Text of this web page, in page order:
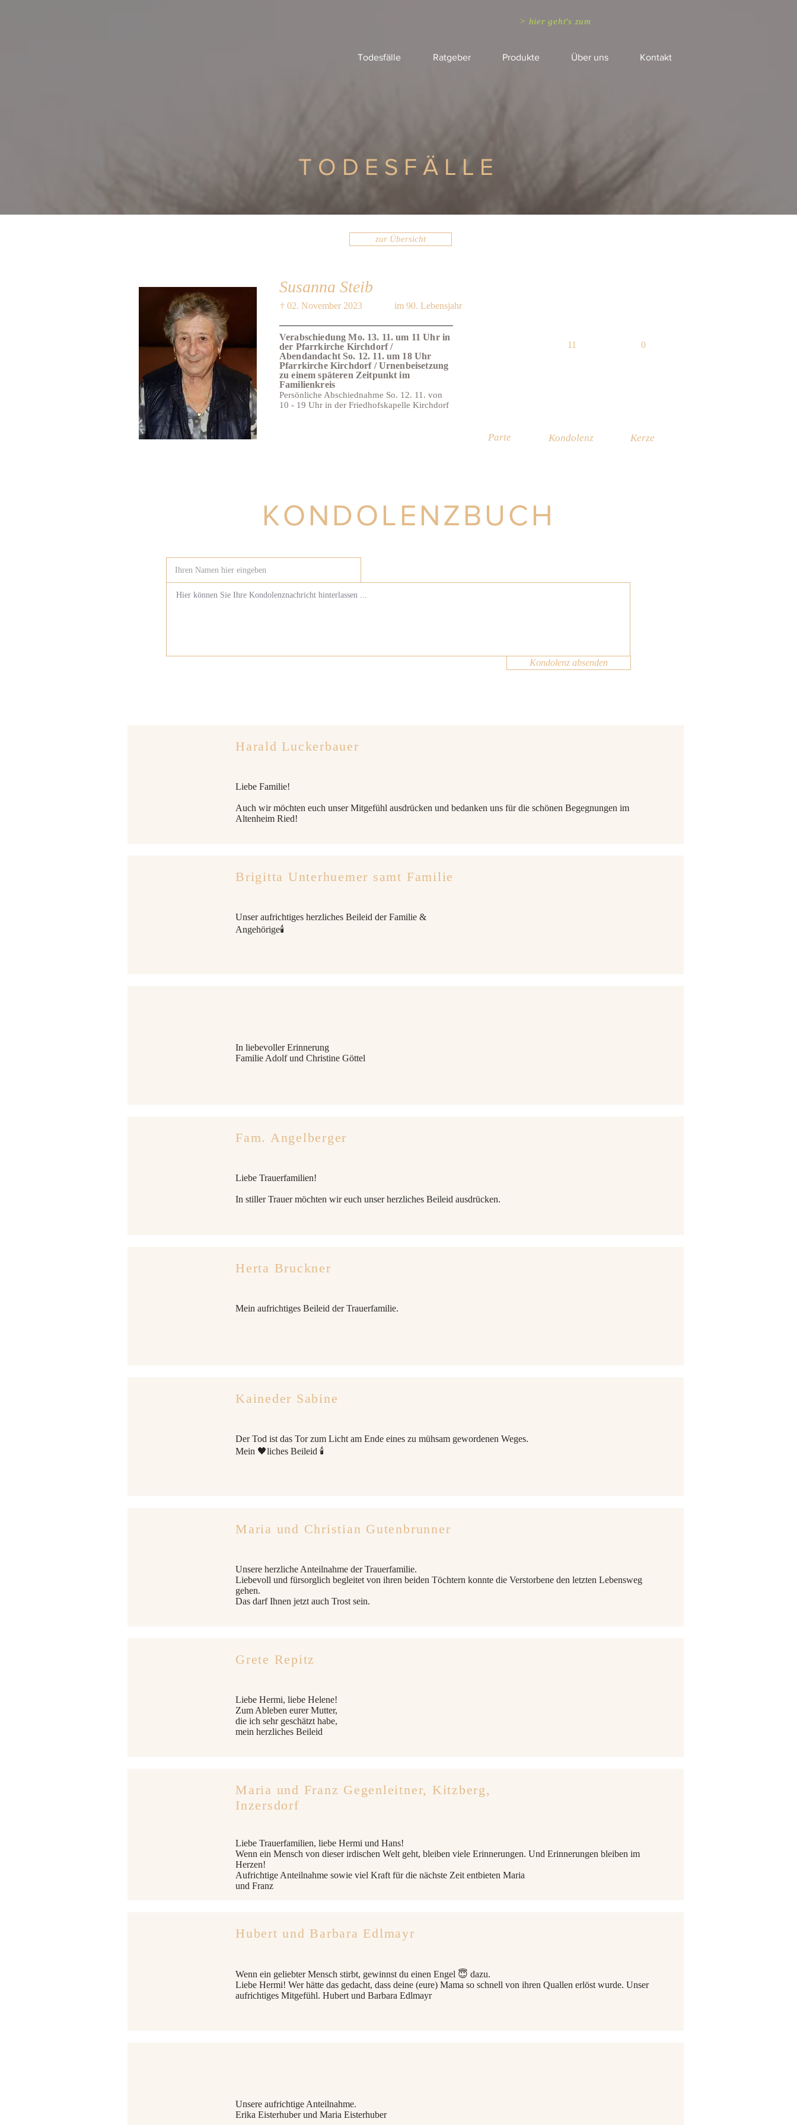
> hier geht's zum
Todesfälle Ratgeber Produkte Über uns Kontakt
TODESFÄLLE
zur Übersicht
KONDOLENZBUCH
Kondolenz absenden
Harald Luckerbauer
Liebe Familie!
Auch wir möchten euch unser Mitgefühl ausdrücken und bedanken uns für die schönen Begegnungen im
Altenheim Ried!
Brigitta Unterhuemer samt Familie
Unser aufrichtiges herzliches Beileid der Familie &
Angehörige🕯
In liebevoller Erinnerung
Familie Adolf und Christine Göttel
Fam. Angelberger
Liebe Trauerfamilien!
In stiller Trauer möchten wir euch unser herzliches Beileid ausdrücken.
Herta Bruckner
Mein aufrichtiges Beileid der Trauerfamilie.
Kaineder Sabine
Der Tod ist das Tor zum Licht am Ende eines zu mühsam gewordenen Weges.
Mein 🖤liches Beileid 🕯
Maria und Christian Gutenbrunner
Unsere herzliche Anteilnahme der Trauerfamilie.
Liebevoll und fürsorglich begleitet von ihren beiden Töchtern konnte die Verstorbene den letzten Lebensweg
gehen.
Das darf Ihnen jetzt auch Trost sein.
Grete Repitz
Liebe Hermi, liebe Helene!
Zum Ableben eurer Mutter,
die ich sehr geschätzt habe,
mein herzliches Beileid
Maria und Franz Gegenleitner, Kitzberg,
Inzersdorf
Liebe Trauerfamilien, liebe Hermi und Hans!
Wenn ein Mensch von dieser irdischen Welt geht, bleiben viele Erinnerungen. Und Erinnerungen bleiben im
Herzen!
Aufrichtige Anteilnahme sowie viel Kraft für die nächste Zeit entbieten Maria
und Franz
Hubert und Barbara Edlmayr
Wenn ein geliebter Mensch stirbt, gewinnst du einen Engel 😇 dazu.
Liebe Hermi! Wer hätte das gedacht, dass deine (eure) Mama so schnell von ihren Quallen erlöst wurde. Unser
aufrichtiges Mitgefühl. Hubert und Barbara Edlmayr
Unsere aufrichtige Anteilnahme.
Erika Eisterhuber und Maria Eisterhuber
im 90. Lebensjahr
† 02. November 2023
Susanna Steib
Verabschiedung Mo. 13. 11. um 11 Uhr in
der Pfarrkirche Kirchdorf /
Abendandacht So. 12. 11. um 18 Uhr
Pfarrkirche Kirchdorf / Urnenbeisetzung
zu einem späteren Zeitpunkt im
Familienkreis
Persönliche Abschiednahme So. 12. 11. von
10 - 19 Uhr in der Friedhofskapelle Kirchdorf
Parte Kondolenz Kerze
0
11